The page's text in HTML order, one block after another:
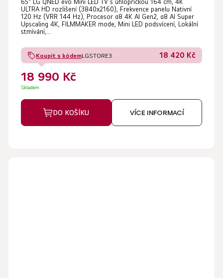
65" LG QNED evo Mini LED TV s úhlopříčkou 164 cm, 4K
ULTRA HD rozlišení (3840x2160), Frekvence panelu Nativní
120 Hz (VRR 144 Hz), Procesor α8 4K AI Gen2, α8 AI Super
Upscaling 4K, FILMMAKER mode, Mini LED podsvícení, Lokální
stmívání,...
Koupit s kódemLGSTORE3 18 420 Kč
18 990 Kč
Skladem
DO KOŠÍKU VÍCE INFORMACÍ